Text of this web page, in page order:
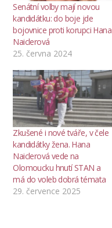
Senátní volby mají novou
kandidátku: do boje jde
bojovnice proti korupci Hana
Naiclerová
25. června 2024
Zkušené i nové tváře, v čele
kandidátky žena. Hana
Naiclerová vede na
Olomoucku hnutí STAN a
má do voleb dobrá témata
29. července 2025